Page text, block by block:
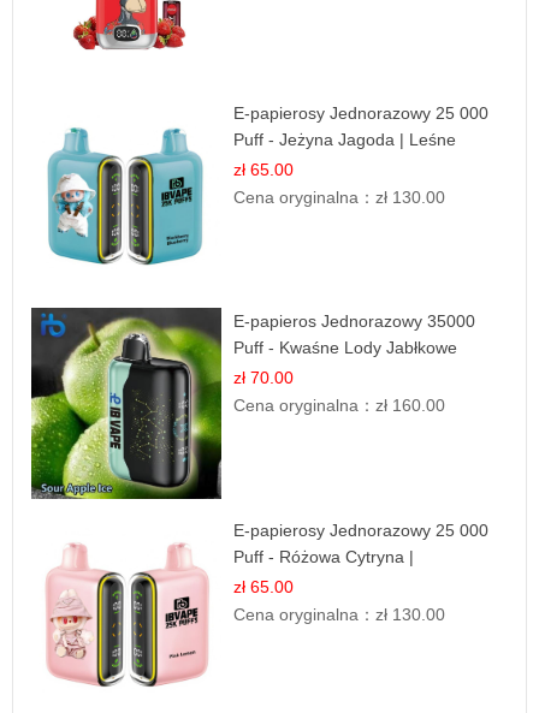
E-papierosy Jednorazowy 25 000
Puff - Jeżyna Jagoda | Leśne
Owoce
zł 65.00
Cena oryginalna：zł 130.00
E-papieros Jednorazowy 35000
Puff - Kwaśne Lody Jabłkowe
zł 70.00
Cena oryginalna：zł 160.00
E-papierosy Jednorazowy 25 000
Puff - Różowa Cytryna |
Orzeźwiający Owoc
zł 65.00
Cena oryginalna：zł 130.00